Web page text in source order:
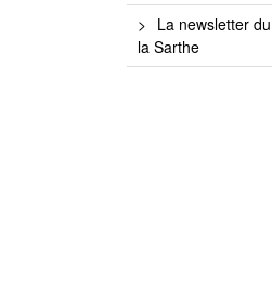
La newsletter
la Sarthe